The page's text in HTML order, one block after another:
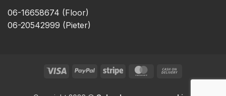
06-16658674 (Floor)
06-20542999 (Pieter)
Rembours